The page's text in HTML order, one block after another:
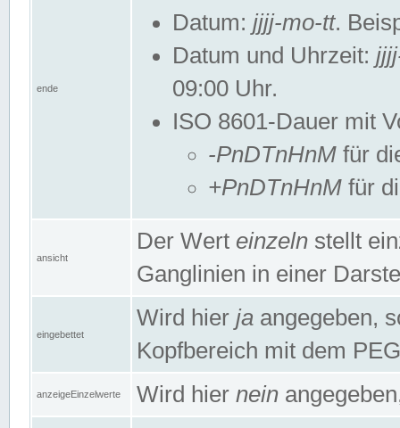
ende
Datum: jjjj-mo-tt.
Datum und Uhrzeit:
09:00 Uhr.
ISO 8601-Dauer mit
-PnDTnHnM für
+PnDTnHnM für
ansicht
Der Wert einzeln stellt
Ganglinien in einer
eingebettet
Wird hier ja angegeben,
Kopfbereich mit dem
anzeigeEinzelwerte Wird hier nein